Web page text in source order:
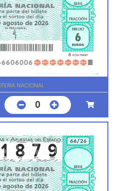
NACIONAL
0